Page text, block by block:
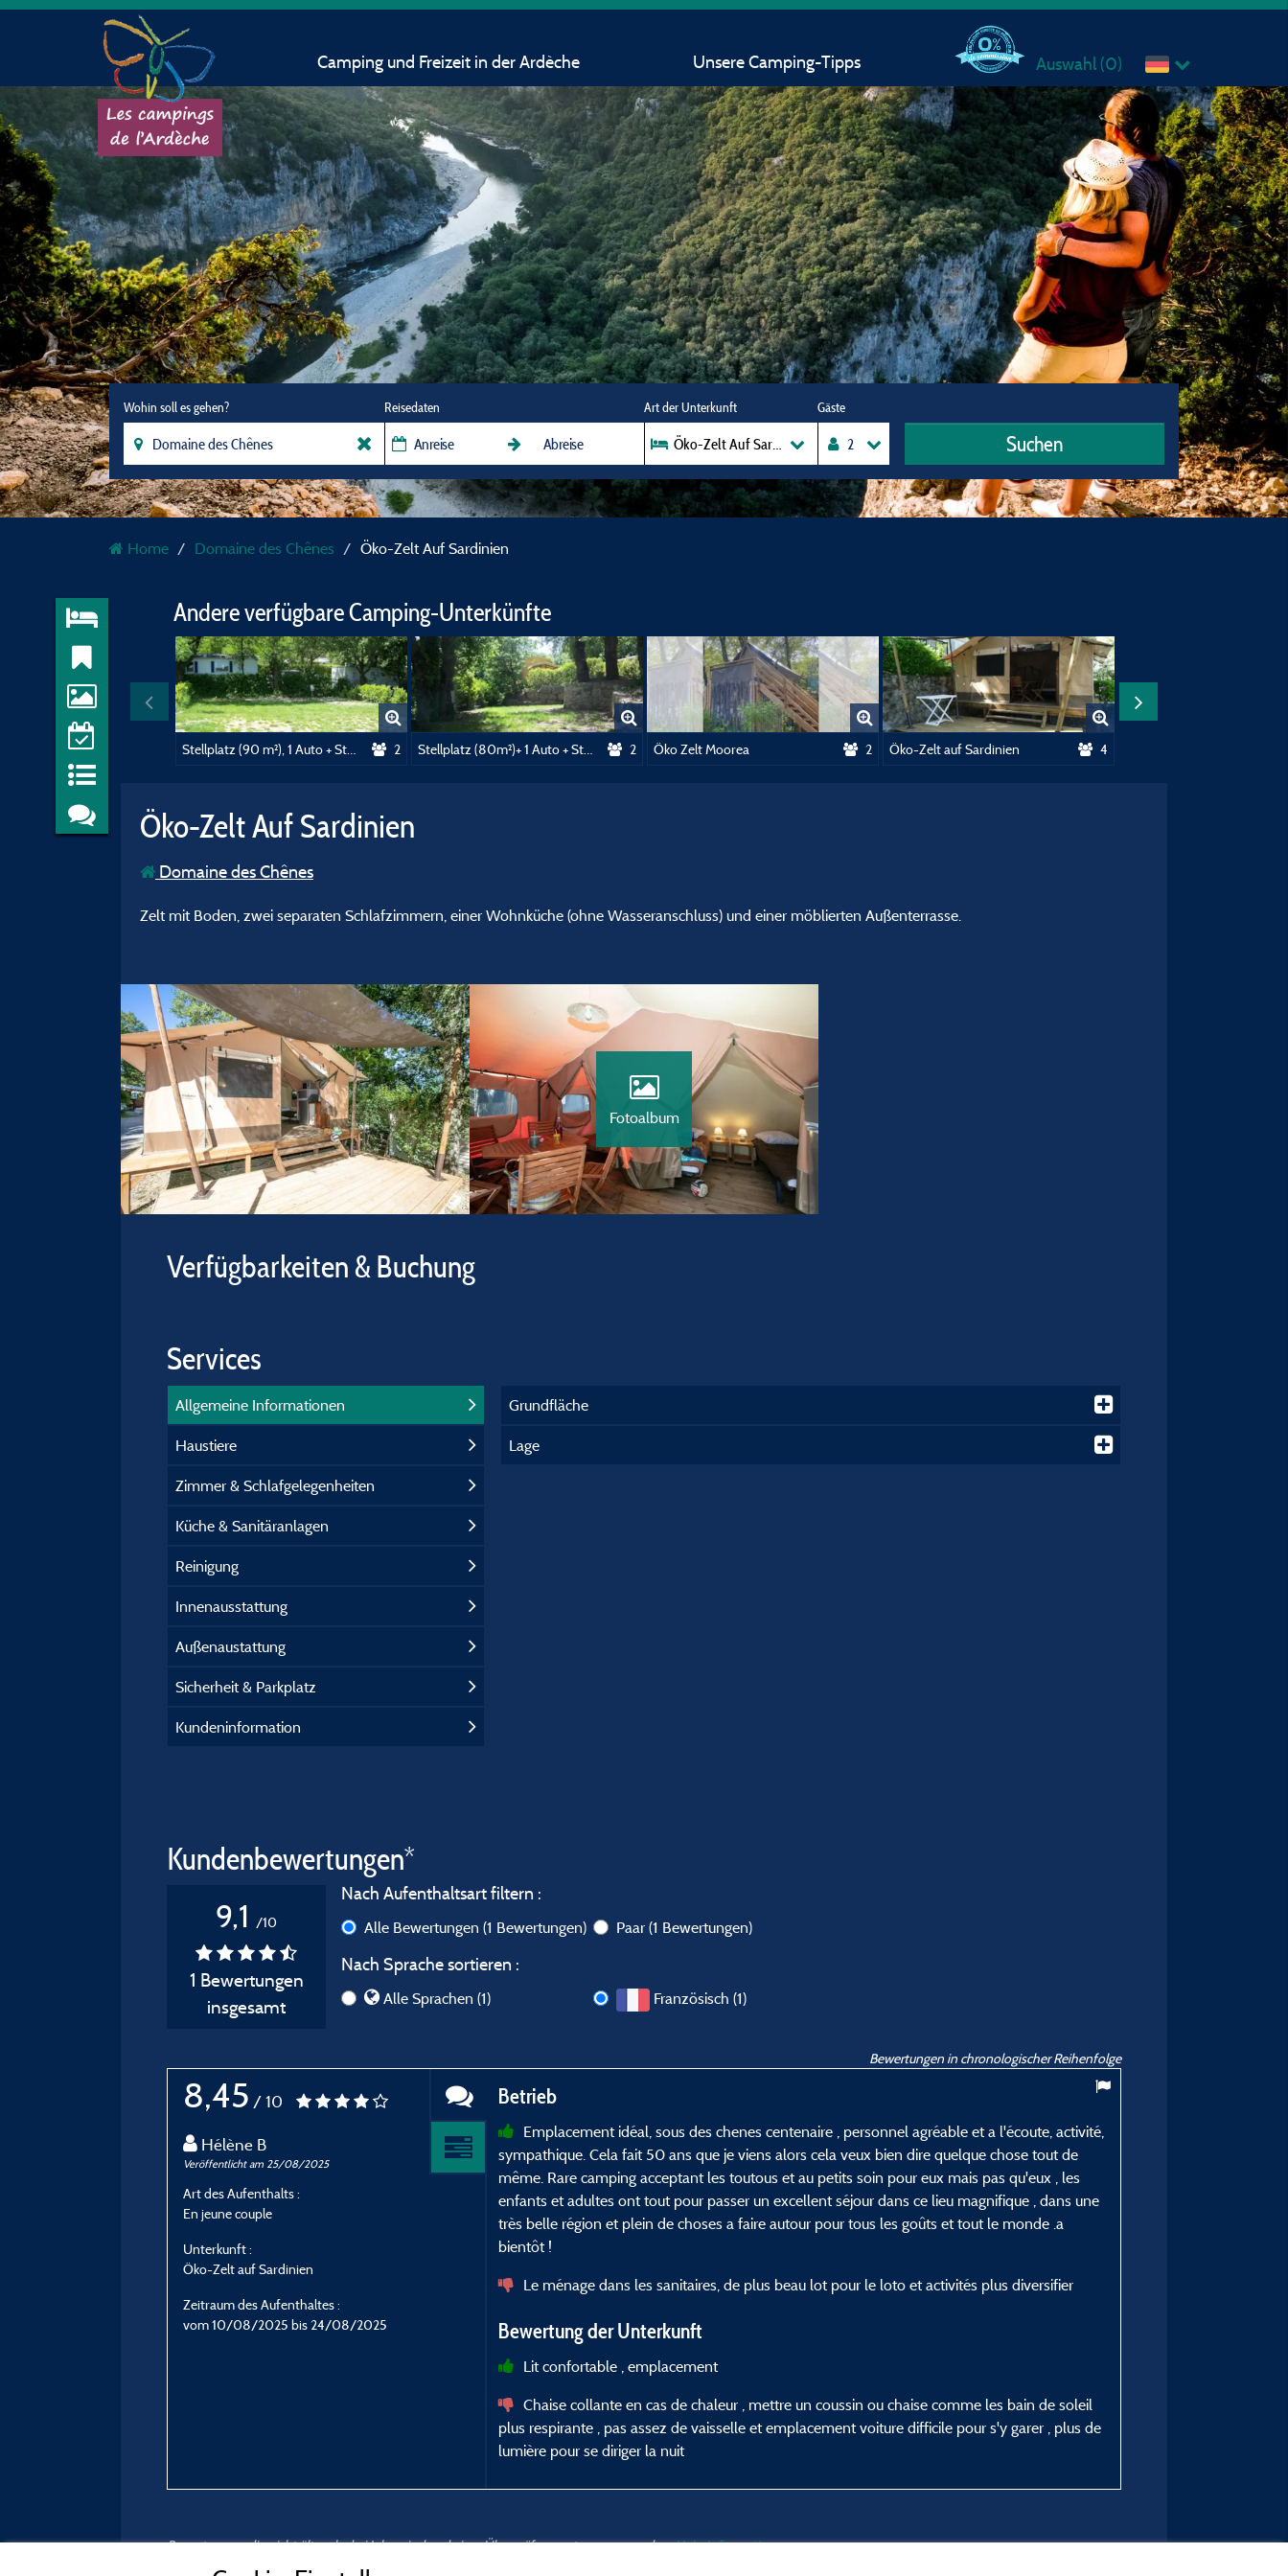
Camping und Freizeit in der Ardèche Unsere Camping-Tipps Auswahl (0)
Wohin soll es gehen? Reisedaten Art der Unterkunft
Öko-Zelt Auf Sardinien
Gäste
Suchen
Home Domaine des Chênes Öko-Zelt Auf Sardinien
Andere verfügbare Camping-Unterkünfte
Stellplatz (90 m²), 1 Auto + Strom (10A) 2 Stellplatz (80m²)+ 1 Auto + Strom (10a) 2 Öko Zelt Moorea 2 Öko-Zelt auf Sardinien 4
Öko-Zelt Auf Sardinien
Domaine des Chênes
Zelt mit Boden, zwei separaten Schlafzimmern, einer Wohnküche (ohne Wasseranschluss) und einer möblierten Außenterrasse.
Fotoalbum
Verfügbarkeiten & Buchung
Services
Allgemeine Informationen
Haustiere
Zimmer & Schlafgelegenheiten
Küche & Sanitäranlagen
Reinigung
Innenausstattung
Außenaustattung
Sicherheit & Parkplatz
Kundeninformation
Grundfläche
Lage
Kundenbewertungen*
9,1 /10
1 Bewertungen
insgesamt
Nach Aufenthaltsart filtern :
Alle Bewertungen (1 Bewertungen) Paar(1 Bewertungen)
Nach Sprache sortieren :
Alle Sprachen (1) Französisch (1)
Bewertungen in chronologischer Reihenfolge
8,45 / 10
Hélène B
Veröffentlicht am 25/08/2025
Art des Aufenthalts :
En jeune couple
Unterkunft :
Öko-Zelt auf Sardinien
Zeitraum des Aufenthaltes :
vom 10/08/2025 bis 24/08/2025
Betrieb
Emplacement idéal, sous des chenes centenaire , personnel agréable et a l'écoute, activité,
sympathique. Cela fait 50 ans que je viens alors cela veux bien dire quelque chose tout de
même. Rare camping acceptant les toutous et au petits soin pour eux mais pas qu'eux , les
enfants et adultes ont tout pour passer un excellent séjour dans ce lieu magnifique , dans une
très belle région et plein de choses a faire autour pour tous les goûts et tout le monde .a
bientôt !
Le ménage dans les sanitaires, de plus beau lot pour le loto et activités plus diversifier
Bewertung der Unterkunft
Lit confortable , emplacement
Chaise collante en cas de chaleur , mettre un coussin ou chaise comme les bain de soleil
plus respirante , pas assez de vaisselle et emplacement voiture difficile pour s'y garer , plus de
lumière pour se diriger la nuit
Bewertungen, die nicht älter als drei Jahre sind und einer Überprüfung unterzogen wurden.Mehr Informationen